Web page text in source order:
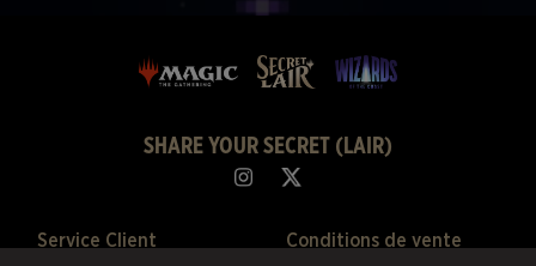
SHARE YOUR SECRET (LAIR)
Service Client Conditions de vente